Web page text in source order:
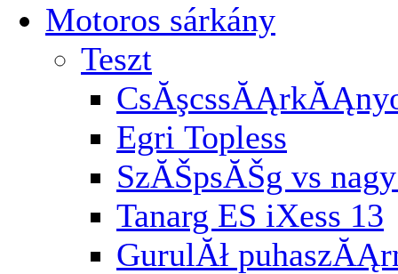
Motoros sárkány
Teszt
Egri Topless
SzĂŠpsĂŠg vs
Tanarg ES iXess 13
GurulĂł